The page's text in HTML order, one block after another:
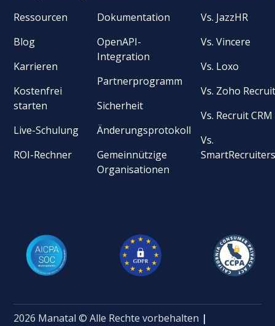
Ressourcen
Blog
Karrieren
Kostenfrei
starten
Live-Schulung
ROI-Rechner
Dokumentation
OpenAPI-
Integration
Partnerprogramm
Sicherheit
Änderungsprotokoll
Gemeinnützige
Organisationen
Vs. JazzHR
Vs. Vincere
Vs. Loxo
Vs. Zoho
Vs. Recruit CRM
Vs.
2026 Manatal © Alle Rechte vorbehalten |